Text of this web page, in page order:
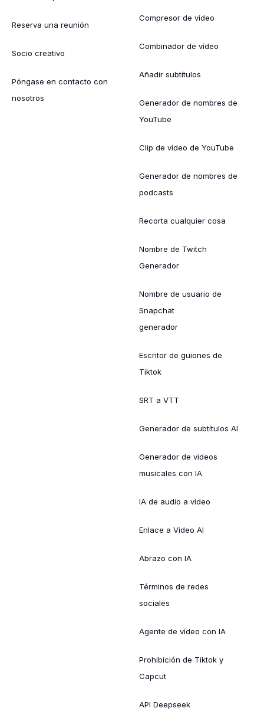
Reserva una reunión
Socio creativo
Póngase en contacto con
nosotros
Compresor de vídeo
Combinador de vídeo
Añadir subtítulos
Generador de nombres de
YouTube
Clip de vídeo de YouTube
Generador de nombres de
podcasts
Recorta cualquier cosa
Nombre de Twitch
Generador
Nombre de usuario de
Snapchat
generador
Escritor de guiones de
Tiktok
SRT a VTT
Generador de subtítulos AI
Generador de videos
musicales con IA
IA de audio a vídeo
Enlace a Video AI
Abrazo con IA
Términos de redes
sociales
Agente de vídeo con IA
Prohibición de Tiktok y
Capcut
API Deepseek